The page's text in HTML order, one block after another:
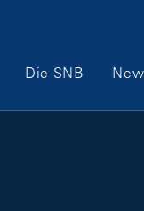
Hauptnavigation
Die SNB